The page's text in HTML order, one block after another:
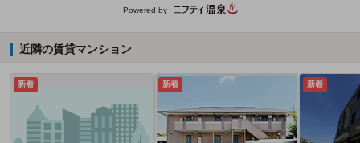
Powered by
近隣の賃貸マンション
新着 新着 新着